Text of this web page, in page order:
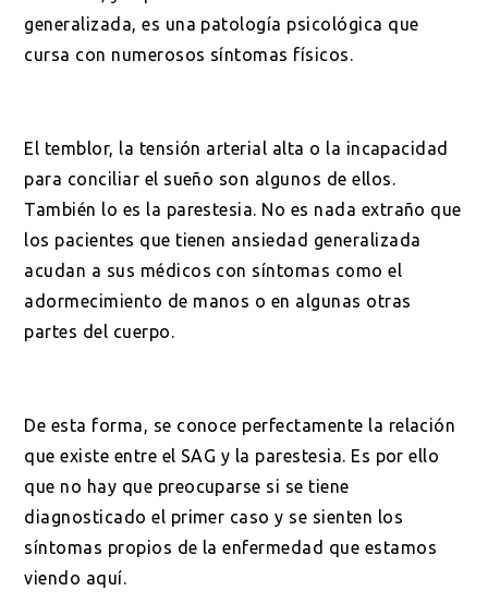
generalizada, es una patología psicológica que
cursa con numerosos síntomas físicos.
El temblor, la tensión arterial alta o la incapacidad
para conciliar el sueño son algunos de ellos.
También lo es la parestesia. No es nada extraño que
los pacientes que tienen ansiedad generalizada
acudan a sus médicos con síntomas como el
adormecimiento de manos o en algunas otras
partes del cuerpo.
De esta forma, se conoce perfectamente la relación
que existe entre el SAG y la parestesia. Es por ello
que no hay que preocuparse si se tiene
diagnosticado el primer caso y se sienten los
síntomas propios de la enfermedad que estamos
viendo aquí.